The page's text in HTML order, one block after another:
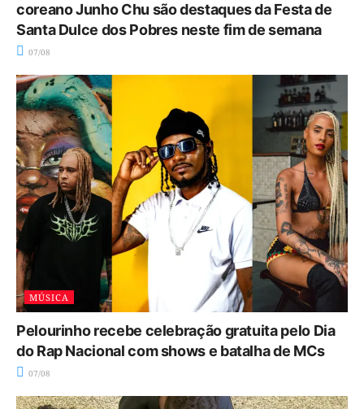
coreano Junho Chu são destaques da Festa de
Santa Dulce dos Pobres neste fim de semana
07/08
MÚSICA
Pelourinho recebe celebração gratuita pelo Dia
do Rap Nacional com shows e batalha de MCs
07/08